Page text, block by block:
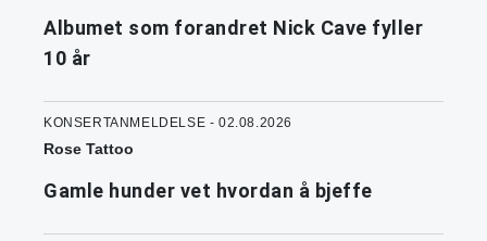
Albumet som forandret Nick Cave fyller
10 år
KONSERTANMELDELSE - 02.08.2026
Rose Tattoo
Gamle hunder vet hvordan å bjeffe